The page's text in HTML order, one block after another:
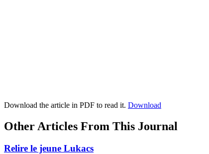
Download the article in PDF to read it. Download
Other Articles From This Journal
Relire le jeune Lukacs